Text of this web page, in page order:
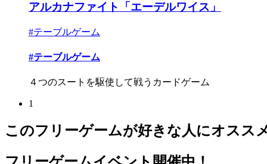
アルカナファイト「エーデルワイス」
#テーブルゲーム
#テーブルゲーム
４つのスートを駆使して戦うカードゲーム
1
このフリーゲームが好きな人にオスス